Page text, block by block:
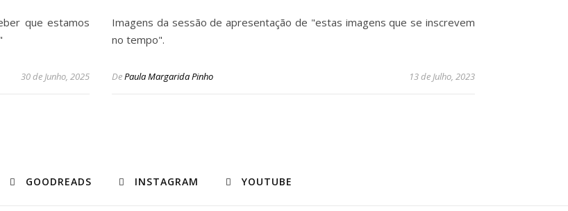
que estamos
30 de Junho, 2025
Imagens da sessão de apresentação de "estas imagens que se inscrevem
no tempo".
DePaula Margarida Pinho 13 de Julho, 2023
GOODREADS INSTAGRAM YOUTUBE